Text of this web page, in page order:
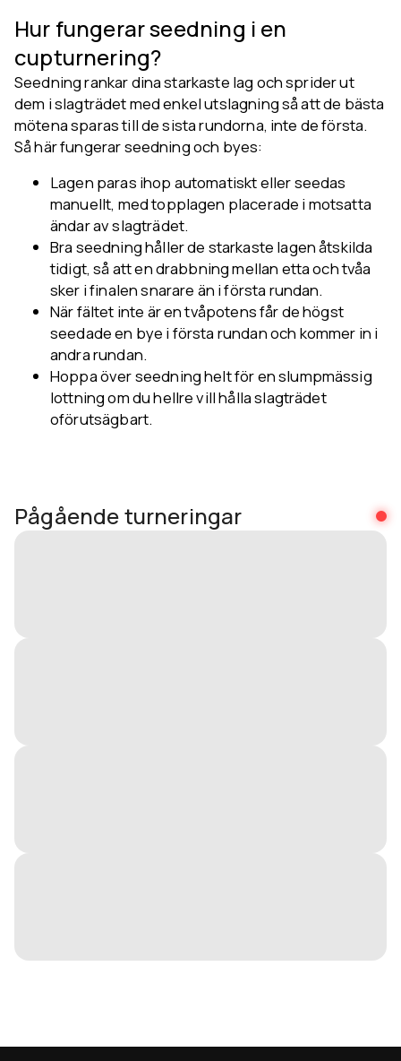
Hur fungerar seedning i en
cupturnering?
Seedning rankar dina starkaste lag och sprider ut
dem i slagträdet med enkel utslagning så att de bästa
mötena sparas till de sista rundorna, inte de första.
Så här fungerar seedning och byes:
Lagen paras ihop automatiskt eller seedas
manuellt, med topplagen placerade i motsatta
ändar av slagträdet.
Bra seedning håller de starkaste lagen åtskilda
tidigt, så att en drabbning mellan etta och tvåa
sker i finalen snarare än i första rundan.
När fältet inte är en tvåpotens får de högst
seedade en bye i första rundan och kommer in i
andra rundan.
Hoppa över seedning helt för en slumpmässig
lottning om du hellre vill hålla slagträdet
oförutsägbart.
Pågående turneringar